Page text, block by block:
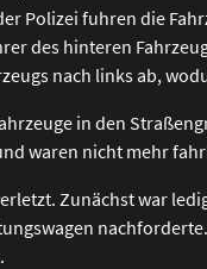
Polizei fuhren die
des hinteren
nach links ab,
in den
waren nicht mehr
Zunächst war